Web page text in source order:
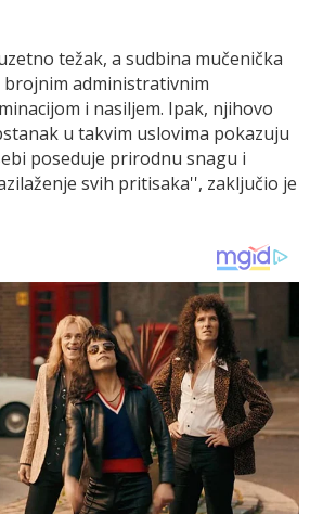
težak, a sudbina mučenička
brojnim administrativnim
i nasiljem. Ipak, njihovo
u takvim uslovima pokazuju
poseduje prirodnu snagu i
svih pritisaka'', zaključio je